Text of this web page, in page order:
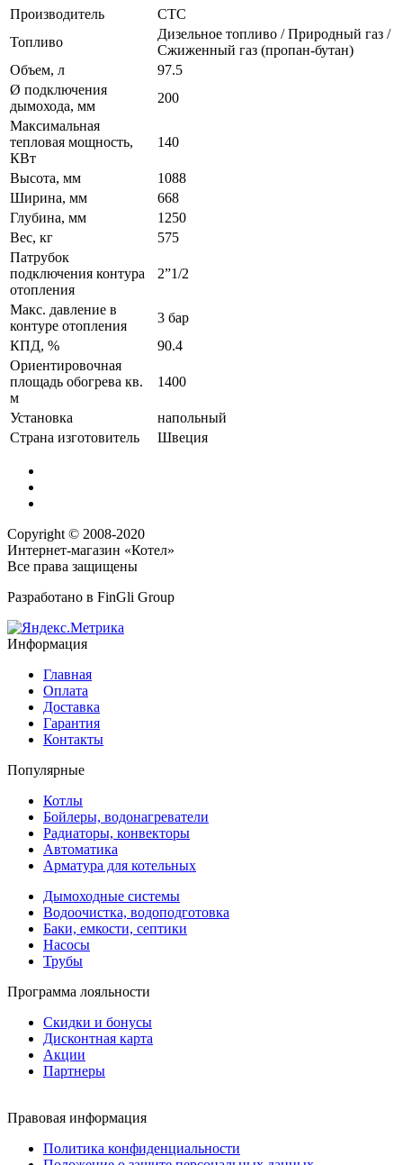
Производитель
СТС
Топливо
Дизельное топливо / Природный газ /
Сжиженный газ (пропан-бутан)
Объем, л
97.5
Ø подключения
дымохода, мм
200
Максимальная
тепловая мощность,
КВт
140
Высота, мм
1088
Ширина, мм
668
Глубина, мм
1250
Вес, кг
575
Патрубок
подключения контура
отопления
2”1/2
Макс. давление в
контуре отопления
3 бар
КПД, %
90.4
Ориентировочная
площадь обогрева кв.
м
1400
Установка
напольный
Страна изготовитель
Швеция
Copyright © 2008-2020
Интернет-магазин «Котел»
Все права защищены
Разработано в FinGli Group
Информация
Главная
Оплата
Доставка
Гарантия
Контакты
Популярные
Котлы
Бойлеры, водонагреватели
Радиаторы, конвекторы
Автоматика
Арматура для котельных
Дымоходные системы
Водоочистка, водоподготовка
Баки, емкости, септики
Насосы
Трубы
Программа лояльности
Скидки и бонусы
Дисконтная карта
Акции
Партнеры
Правовая информация
Политика конфиденциальности